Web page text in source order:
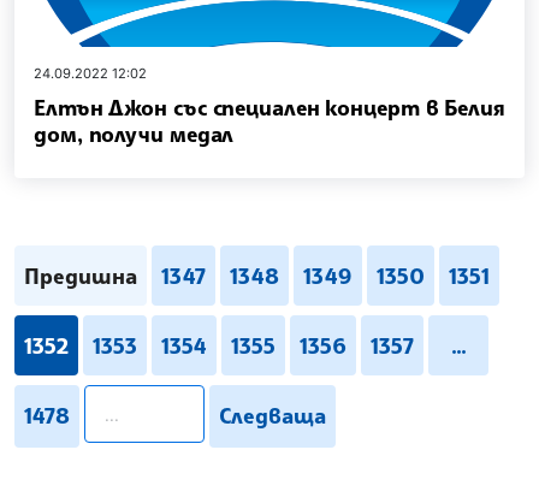
24.09.2022 12:02
Елтън Джон със специален концерт в Белия
дом, получи медал
Предишна 1347 1348 1349 1350 1351
1352 1353 1354 1355 1356 1357 ...
1478 Следваща